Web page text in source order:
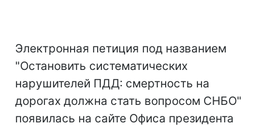
Электронная петиция под названием
"Остановить систематических
нарушителей ПДД: смертность на
дорогах должна стать вопросом СНБО"
появилась на сайте Офиса президента